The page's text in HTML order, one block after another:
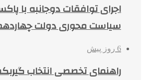
اجرای توافقات دوجانبه با
سیاست محوری دولت
6 روز پیش
راهنمای تخصصی انتخاب